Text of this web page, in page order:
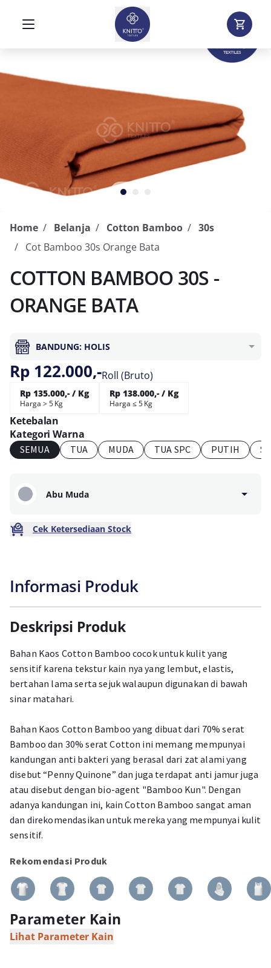
Home Belanja Cotton Bamboo
30s
Cot Bamboo 30s Orange Bata
COTTON BAMBOO 30S -
ORANGE BATA
BANDUNG: HOLIS
Rp 122.000,-Roll (Bruto)
Rp 135.000,- / Kg
Harga > 5 Kg
Rp 138.000,- / Kg
Harga ≤ 5 Kg
Ketebalan
Kategori Warna
SEMUA TUA MUDA TUA SPC PUTIH
Abu Muda
Cek Ketersediaan Stock
Informasi Produk
Deskripsi Produk
Bahan Kaos Cotton Bamboo cocok untuk kulit yang
sensitif karena tekstur kain nya yang lembut, elastis,
bertahan lama serta sejuk walaupun digunakan di bawah
sinar matahari.
Bahan Kaos Cotton Bamboo yang dibuat dari 70% serat
Bamboo dan 30% serat Cotton ini memang mempunyai
kandungan anti bakteri yang berasal dari zat alami yang
disebut “Penny Quinone” dan juga terdapat anti jamur juga
atau disebut dengan bio-agent "Bamboo Kun". Dengan
adanya kandungan ini, kain Cotton Bamboo sangat aman
dan direkomendasikan untuk mereka yang mempunyai kulit
sensitif.
Rekomendasi Produk
Parameter Kain
Lihat Parameter Kain